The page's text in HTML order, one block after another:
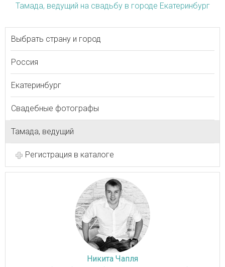
Тамада, ведущий на свадьбу в городе Екатеринбург
Выбрать страну и город
Россия
Екатеринбург
Свадебные фотографы
Тамада, ведущий
Регистрация в каталоге
Никита Чапля